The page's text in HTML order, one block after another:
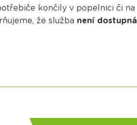
končily v popelnici či na
že služba není dostupná